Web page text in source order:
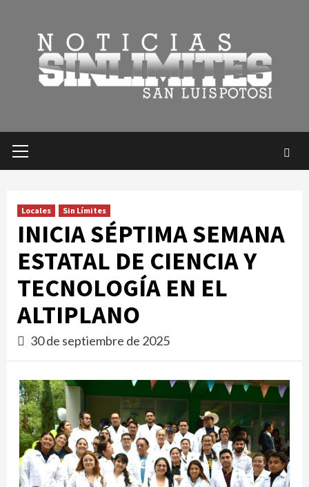
contenido
primario
Locales Sin Límites
INICIA SÉPTIMA SEMANA
ESTATAL DE CIENCIA Y
TECNOLOGÍA EN EL
ALTIPLANO
30 de septiembre de 2025